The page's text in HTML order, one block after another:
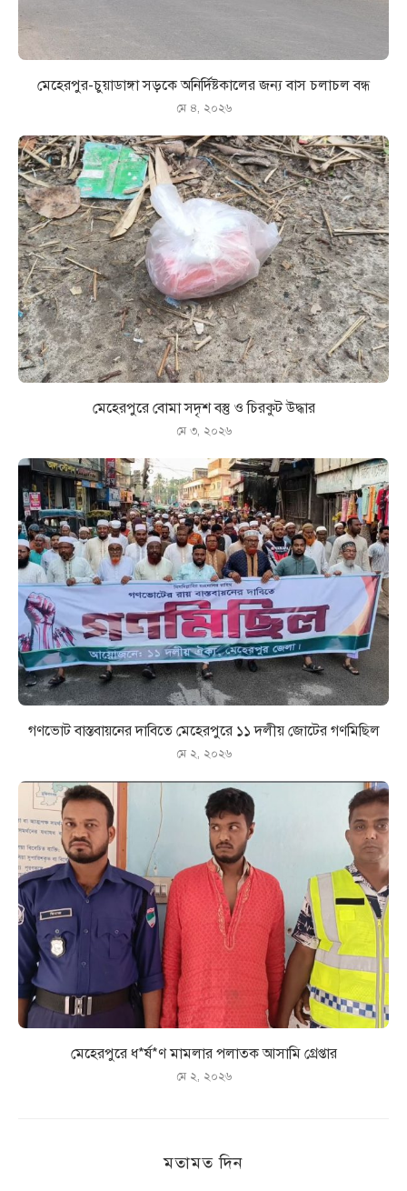
মেহেরপুর-চুয়াডাঙ্গা সড়কে অনির্দিষ্টকালের জন্য বাস চলাচল বন্ধ
মে ৪, ২০২৬
মেহেরপুরে বোমা সদৃশ বস্তু ও চিরকুট উদ্ধার
মে ৩, ২০২৬
গণভোট বাস্তবায়নের দাবিতে মেহেরপুরে ১১ দলীয় জোটের গণমিছিল
মে ২, ২০২৬
মেহেরপুরে ধ*র্ষ*ণ মামলার পলাতক আসামি গ্রেপ্তার
মে ২, ২০২৬
মতামত দিন